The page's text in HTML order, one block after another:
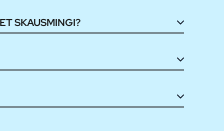
SKAUSMINGI?